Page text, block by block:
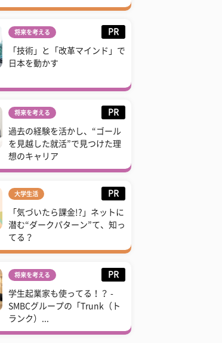
将来を考える PR
「技術」と「改革マインド」で
日本を動かす
将来を考える PR
過去の経験を活かし、“ゴール
を見越した就活”で見つけた理
想のキャリア
大学生活 PR
「気づいたら課金!?」ネットに
潜む“ダークパターン”て、知っ
てる？
将来を考える PR
学生起業家も使ってる！？ -
SMBCグループの「Trunk（ト
ランク）...